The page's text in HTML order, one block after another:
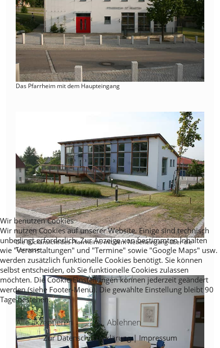
Das Pfarrheim mit dem Haupteingang
Die Rückansicht des Pfarrheims mit dem Nebeneingang über die
Terrasse
Wir benutzen Cookies
Wir nutzen Cookies auf unserer Website. Einige sind technisch
unbedingt erforderlich. Zur Anzeige von bestimmten Inhalten
wie "Veranstaltungen" und "Termine" sowie "Google Maps" usw.
werden zusätzlich funktionelle Cookies benötigt. Sie können
selbst entscheiden, ob Sie funktionelle Cookies zulassen
möchten. Die Cookie-Einstellungen können jederzeit geändert
werden (siehe Footer-Menü). Die gewählte Einstellung bleibt 90
Tage bestehen.
Alle akzeptieren Ablehnen
Zur Datenschutzerklärung| Impressum